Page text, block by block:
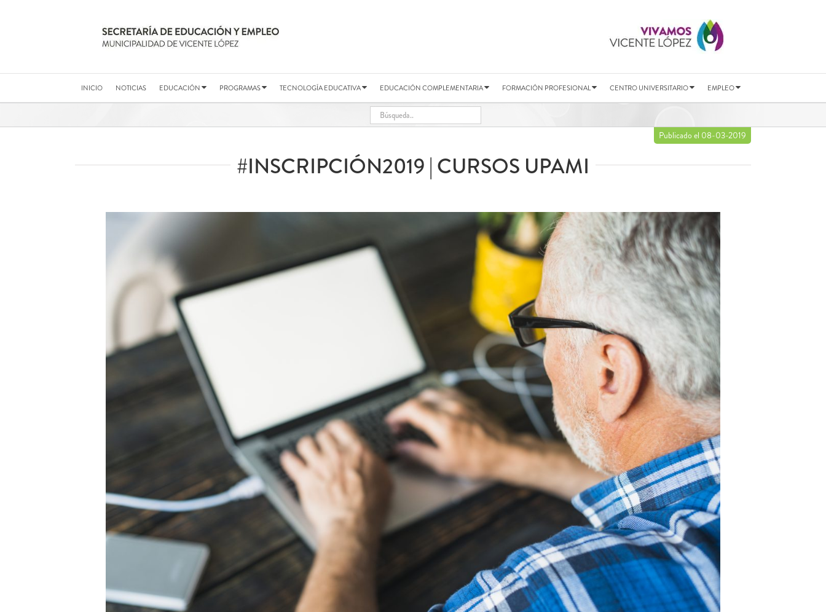
INICIO NOTICIAS EDUCACIÓN PROGRAMAS TECNOLOGÍA EDUCATIVA EDUCACIÓN COMPLEMENTARIA FORMACIÓN PROFESIONAL CENTRO UNIVERSITARIO EMPLEO
Publicado el 08-03-2019
#INSCRIPCIÓN2019 | CURSOS UPAMI